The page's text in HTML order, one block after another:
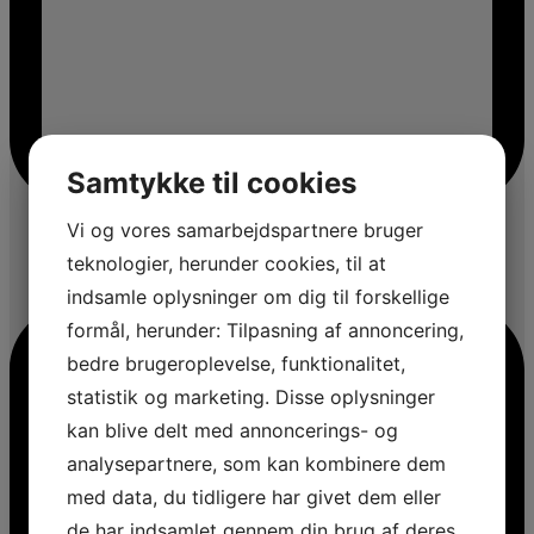
Samtykke til cookies
Vi og vores samarbejdspartnere bruger
teknologier, herunder cookies, til at
indsamle oplysninger om dig til forskellige
formål, herunder: Tilpasning af annoncering,
bedre brugeroplevelse, funktionalitet,
statistik og marketing. Disse oplysninger
kan blive delt med annoncerings- og
analysepartnere, som kan kombinere dem
med data, du tidligere har givet dem eller